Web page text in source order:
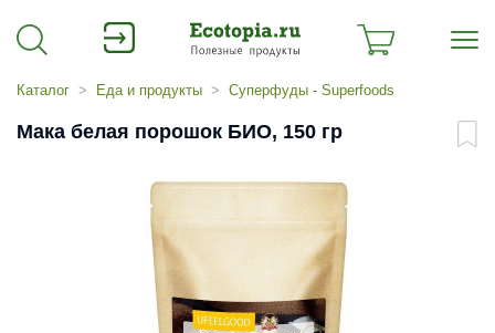
Каталог Еда и продукты Суперфуды - Superfoods
Мака белая порошок БИО, 150 гр